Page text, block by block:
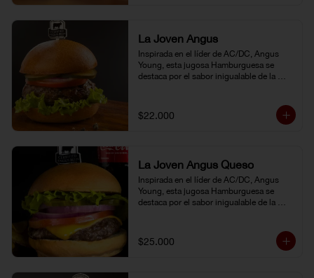
La Joven Angus
Inspirada en el líder de AC/DC, Angus
Young, esta jugosa Hamburguesa se
destaca por el sabor inigualable de la
$22.000
La Joven Angus Queso
Inspirada en el líder de AC/DC, Angus
Young, esta jugosa Hamburguesa se
destaca por el sabor inigualable de la
$25.000